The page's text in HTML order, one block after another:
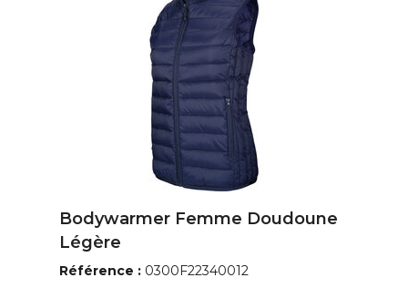
Bodywarmer Femme Doudoune
Légère
Référence : 0300F22340012